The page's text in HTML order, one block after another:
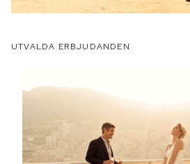
UTVALDA ERBJUDANDEN